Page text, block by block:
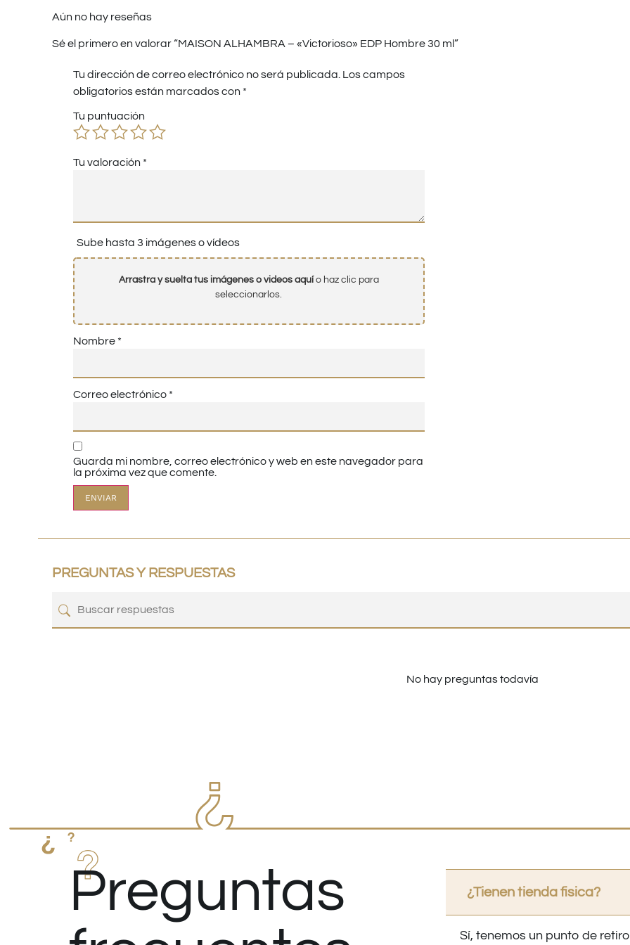
Aún no hay reseñas
Sé el primero en valorar “MAISON ALHAMBRA – «Victorioso» EDP Hombre 30 ml”
Tu dirección de correo electrónico no será publicada. Los campos
obligatorios están marcados con *
Tu puntuación
Tu valoración *
Sube hasta 3 imágenes o vídeos
Arrastra y suelta tus imágenes o videos aquío haz clic para
seleccionarlos.
Nombre *
Correo electrónico *
Guarda mi nombre, correo electrónico y web en este navegador para
la próxima vez que comente.
PREGUNTAS Y RESPUESTAS
No hay preguntas todavía
Preguntas
¿Tienen tienda fisica?
Sí, tenemos un punto de